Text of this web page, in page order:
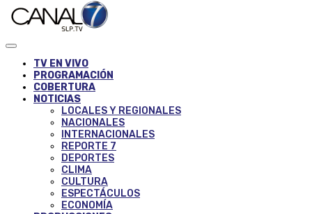
TV EN VIVO
PROGRAMACIÓN
COBERTURA
NOTICIAS
LOCALES Y REGIONALES
NACIONALES
INTERNACIONALES
REPORTE 7
DEPORTES
CLIMA
CULTURA
ESPECTÁCULOS
ECONOMÍA